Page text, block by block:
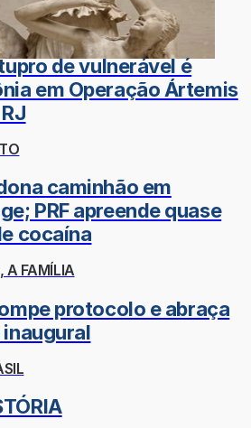
de vulnerável é
em Operação Ártemis
caminhão em
PRF apreende quase
cocaína
A FAMÍLIA
protocolo e abraça